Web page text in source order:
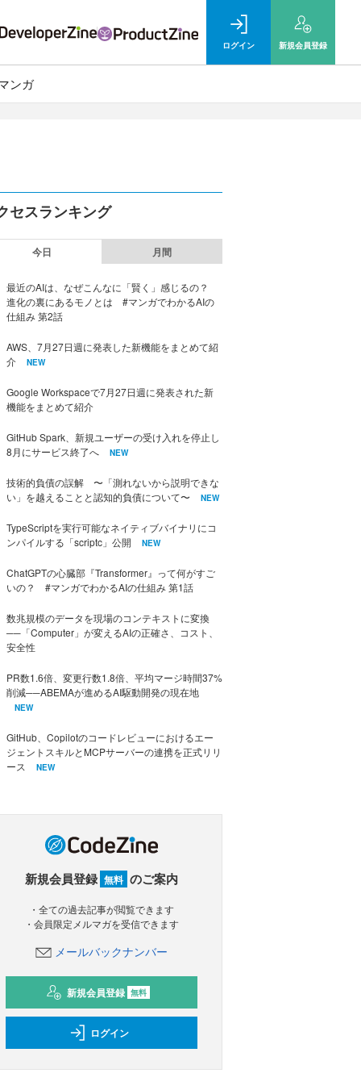
ログイン 新規会員登録
ンガ
セスランキング
今日 月間
最近のAIは、なぜこんなに「賢く」感じるの？
進化の裏にあるモノとは #マンガでわかるAIの
仕組み 第2話
AWS、7月27日週に発表した新機能をまとめて紹
介
NEW
Google Workspaceで7月27日週に発表された新
機能をまとめて紹介
GitHub Spark、新規ユーザーの受け入れを停止し
8月にサービス終了へ
NEW
技術的負債の誤解 〜「測れないから説明できな
い」を越えることと認知的負債について〜
NEW
TypeScriptを実行可能なネイティブバイナリにコ
ンパイルする「scriptc」公開
NEW
ChatGPTの心臓部『Transformer』って何がすご
いの？ #マンガでわかるAIの仕組み 第1話
数兆規模のデータを現場のコンテキストに変換
──「Computer」が変えるAIの正確さ、コスト、
安全性
PR数1.6倍、変更行数1.8倍、平均マージ時間37%
削減──ABEMAが進めるAI駆動開発の現在地
NEW
GitHub、Copilotのコードレビューにおけるエー
ジェントスキルとMCPサーバーの連携を正式リリ
ース
NEW
新規会員登録 無料 のご案内
・全ての過去記事が閲覧できます
・会員限定メルマガを受信できます
メールバックナンバー
新規会員登録 無料
ログイン